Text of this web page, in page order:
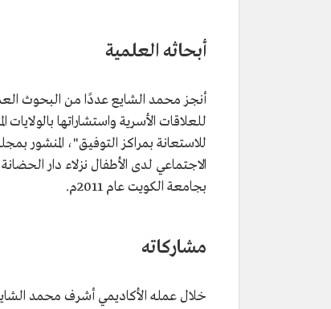
أبحاثه العلمية
أنجز محمد الشايع عددًا من البحوث
الاجتماعي لدى الأطفال نزلاء دار
بجامعة الكويت عام 2011م.
مشاركاته
خلال عمله الأكاديمي أشرف محمد